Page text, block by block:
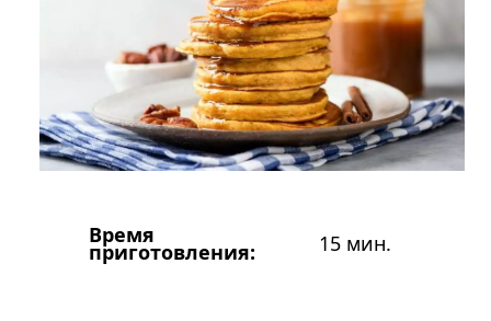
Время
приготовления: 15 мин.